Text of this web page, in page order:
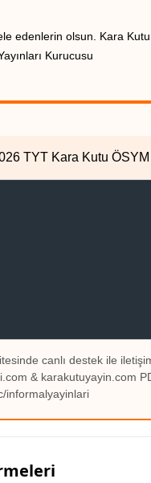
edenlerin olsun. Kara
Kurucusu
TYT Kara Kutu
canlı destek ile
& karakutuyayin.com
informalyayinlari